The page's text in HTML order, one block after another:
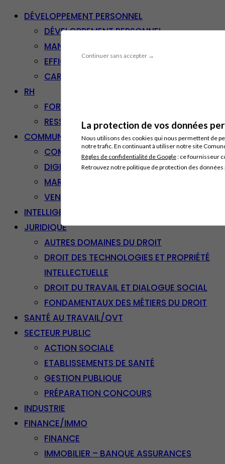
Continuer sans accepter →
La protection de vos données
Nous utilisons des cookies qui nous permettent de
notre trafic. En continuant à utiliser notre site
Règles de confidentialité de Google: ce fournisseur
Retrouvez notre politique de protection des
DÉVELOPPEMENT PERSONNEL
DÉVELOPPEMENT PERSONNEL
MANAGEMENT
EFFICACITÉ PROFESSIONNELLE
CARRIÈRE & RECONVERSION
RH
FORMATION PROFESSIONNELLE
RESSOURCES HUMAINES
COMMUNICATION/DIGITAL
COMMUNICATION
DIGITAL
MARKETING
VENTE – RELATION CLIENT
INTELLIGENCE ARTIFICIELLE
JURIDIQUE
AUTRES DOMAINES DU DROIT
DROIT DES TECHNOLOGIES ET PROPRIÉTÉ
INTELLECTUELLE
DROIT DU TRAVAIL ET DIALOGUE SOCIAL
FONDAMENTAUX DES MÉTIERS DU DROIT
SANTÉ AU TRAVAIL/QVT
SECTEUR PUBLIC
ACTION SOCIALE
ETABLISSEMENTS DE SANTÉ
GESTION PUBLIQUE
PRÉPARATION CONCOURS
INDUSTRIE
FINANCE/IMMO
FINANCE
IMMOBILIER – BANQUE ASSURANCES